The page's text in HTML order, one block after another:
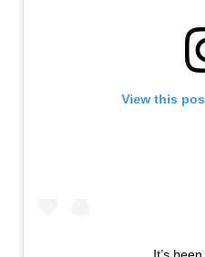
View this